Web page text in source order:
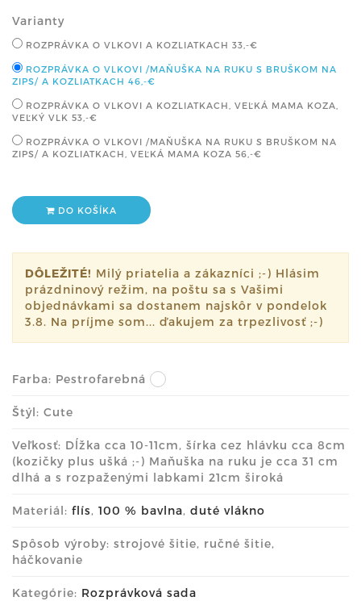
Varianty
ROZPRÁVKA O VLKOVI A KOZLIATKACH 33,-€
ROZPRÁVKA O VLKOVI /MAŇUŠKA NA RUKU S BRUŠKOM NA
ZIPS/ A KOZLIATKACH 46,-€
ROZPRÁVKA O VLKOVI A KOZLIATKACH, VEĽKÁ MAMA KOZA,
VEĽKÝ VLK 53,-€
ROZPRÁVKA O VLKOVI /MAŇUŠKA NA RUKU S BRUŠKOM NA
ZIPS/ A KOZLIATKACH, VEĽKÁ MAMA KOZA 56,-€
DO KOŠÍKA
DÔLEŽITÉ! Milý priatelia a zákazníci ;-) Hlásim
prázdninový režim, na poštu sa s Vašimi
objednávkami sa dostanem najskôr v pondelok
3.8. Na príjme som... ďakujem za trpezlivosť ;-)
Farba: Pestrofarebná
Štýl: Cute
Veľkosť: Dĺžka cca 10-11cm, šírka cez hlávku cca 8cm
(kozičky plus ušká ;-) Maňuška na ruku je cca 31 cm
dlhá a s rozpaženými labkami 21cm široká
Materiál: flís, 100 % bavlna, duté vlákno
Spôsob výroby: strojové šitie, ručné šitie,
háčkovanie
Kategórie: Rozprávková sada